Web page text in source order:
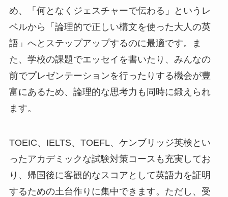
め、「何となくジェスチャーで伝わる」というレ
ベルから「論理的で正しい構文を使った大人の英
語」へとステップアップするのに最適です。ま
た、学校の課題でエッセイを書いたり、みんなの
前でプレゼンテーションを行ったりする機会が豊
富にあるため、論理的な思考力も同時に鍛えられ
ます。
TOEIC、IELTS、TOEFL、ケンブリッジ英検とい
ったアカデミックな試験対策コースも充実してお
り、帰国後に客観的なスコアとして英語力を証明
するための土台作りに集中できます。ただし、受